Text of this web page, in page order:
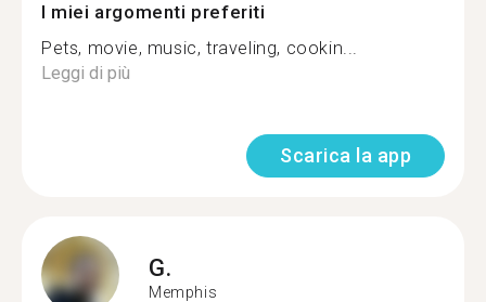
I miei argomenti preferiti
Pets, movie, music, traveling, cookin...
Leggi di più
Scarica la app
G.
Memphis